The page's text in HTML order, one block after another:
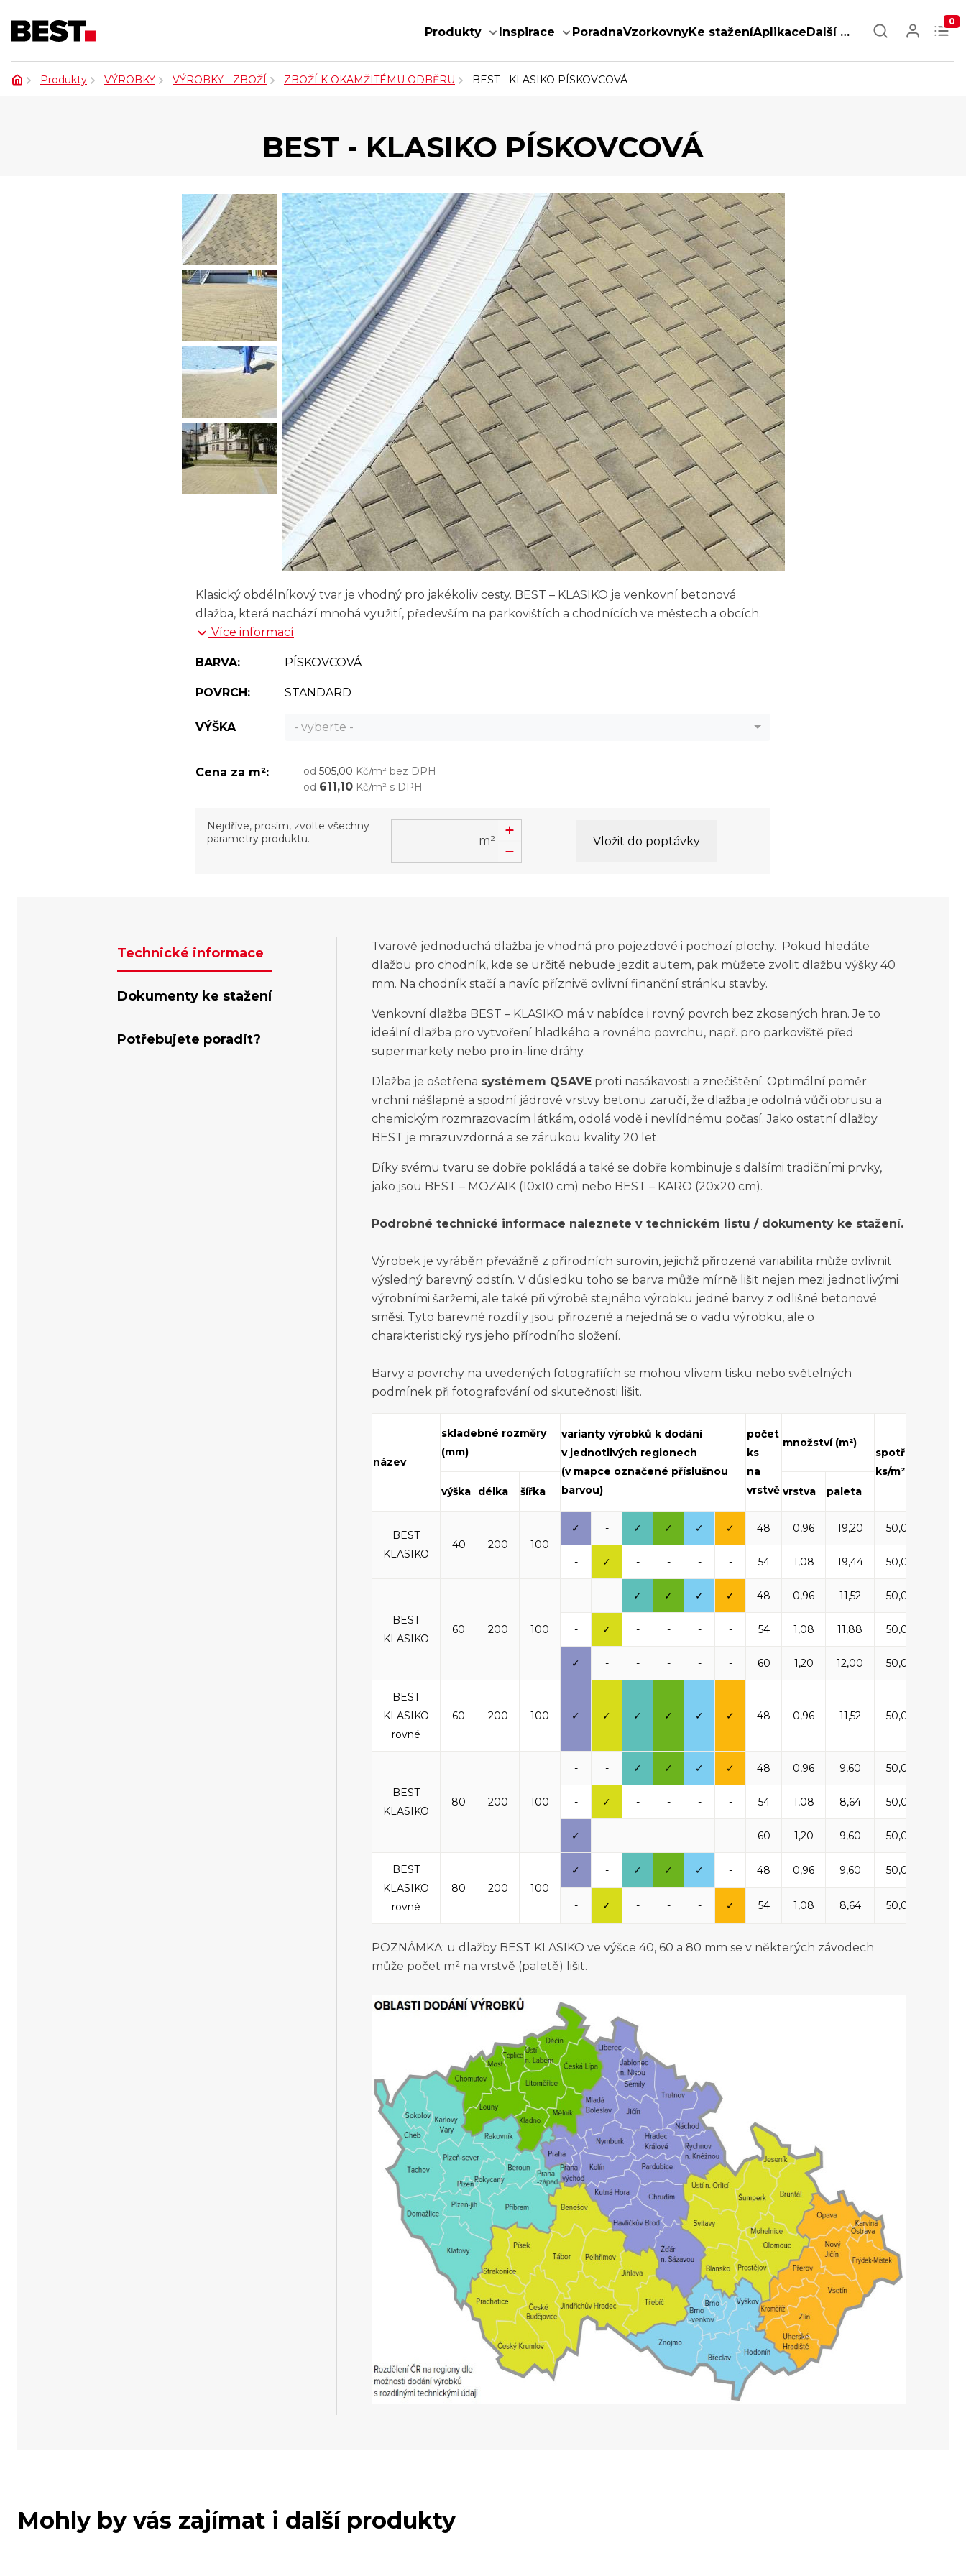
Produkty Inspirace PoradnaVzorkovnyKe staženíAplikaceDalší …
0
Produkty VÝROBKY VÝROBKY - ZBOŽÍ ZBOŽÍ K OKAMŽITÉMU ODBĚRU BEST - KLASIKO PÍSKOVCOVÁ
BEST - KLASIKO PÍSKOVCOVÁ
Klasický obdélníkový tvar je vhodný pro jakékoliv cesty. BEST – KLASIKO je venkovní betonová
dlažba, která nachází mnohá využití, především na parkovištích a chodnících ve městech a obcích.
Více informací
BARVA: PÍSKOVCOVÁ
POVRCH: STANDARD
VÝŠKA - vyberte -
Cena za m²: od 505,00 Kč/m² bez DPH
od 611,10 Kč/m² s DPH
Nejdříve, prosím, zvolte všechny
parametry produktu.
m² Vložit do poptávky
Technické informace
Dokumenty ke stažení
Potřebujete poradit?
Tvarově jednoduchá dlažba je vhodná pro pojezdové i pochozí plochy. Pokud hledáte
dlažbu pro chodník, kde se určitě nebude jezdit autem, pak můžete zvolit dlažbu výšky 40
mm. Na chodník stačí a navíc příznivě ovlivní finanční stránku stavby.
Venkovní dlažba BEST – KLASIKO má v nabídce i rovný povrch bez zkosených hran. Je to
ideální dlažba pro vytvoření hladkého a rovného povrchu, např. pro parkoviště před
supermarkety nebo pro in-line dráhy.
Dlažba je ošetřena systémem QSAVE proti nasákavosti a znečištění. Optimální poměr
vrchní nášlapné a spodní jádrové vrstvy betonu zaručí, že dlažba je odolná vůči obrusu a
chemickým rozmrazovacím látkám, odolá vodě i nevlídnému počasí. Jako ostatní dlažby
BEST je mrazuvzdorná a se zárukou kvality 20 let.
Díky svému tvaru se dobře pokládá a také se dobře kombinuje s dalšími tradičními prvky,
jako jsou BEST – MOZAIK (10x10 cm) nebo BEST – KARO (20x20 cm).
Podrobné technické informace naleznete v technickém listu / dokumenty ke stažení.
Výrobek je vyráběn převážně z přírodních surovin, jejichž přirozená variabilita může ovlivnit
výsledný barevný odstín. V důsledku toho se barva může mírně lišit nejen mezi jednotlivými
výrobními šaržemi, ale také při výrobě stejného výrobku jedné barvy z odlišné betonové
směsi. Tyto barevné rozdíly jsou přirozené a nejedná se o vadu výrobku, ale o
charakteristický rys jeho přírodního složení.
Barvy a povrchy na uvedených fotografiích se mohou vlivem tisku nebo světelných
podmínek při fotografování od skutečnosti lišit.
název
skladebné rozměry
(mm)
varianty výrobků k dodání
v jednotlivých regionech
(v mapce označené příslušnou
barvou)
počet
ks
na
vrstvě
množství (m²)
spotřeba
ks/m²
výška délka šířka vrstva paleta
BEST
KLASIKO
40 200 100
✓ - ✓ ✓ ✓ ✓ 48 0,96 19,20 50,00
- ✓ - - - - 54 1,08 19,44 50,00
BEST
KLASIKO
60 200 100
- - ✓ ✓ ✓ ✓ 48 0,96 11,52 50,00
- ✓ - - - - 54 1,08 11,88 50,00
✓ - - - - - 60 1,20 12,00 50,00
BEST
KLASIKO
rovné
60 200 100 ✓ ✓ ✓ ✓ ✓ ✓ 48 0,96 11,52 50,00
BEST
KLASIKO
80 200 100
- - ✓ ✓ ✓ ✓ 48 0,96 9,60 50,00
- ✓ - - - - 54 1,08 8,64 50,00
✓ - - - - - 60 1,20 9,60 50,00
BEST
KLASIKO
rovné
80 200 100
✓ - ✓ ✓ ✓ - 48 0,96 9,60 50,00
- ✓ - - - ✓ 54 1,08 8,64 50,00
POZNÁMKA: u dlažby BEST KLASIKO ve výšce 40, 60 a 80 mm se v některých závodech
může počet m² na vrstvě (paletě) lišit.
Mohly by vás zajímat i další produkty